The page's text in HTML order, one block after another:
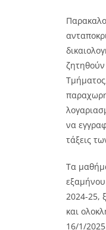
να
τάξεις
Τα
2024-25,
και
16/1/